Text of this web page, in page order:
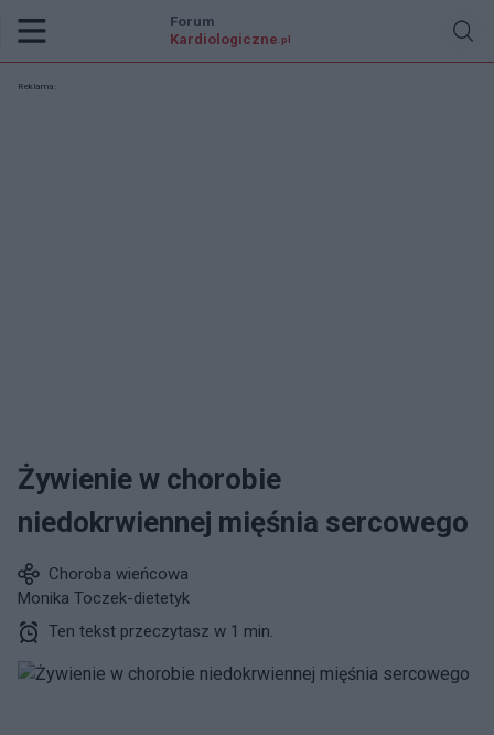
Forum
Kardiologiczne .pl
Reklama:
Żywienie w chorobie
niedokrwiennej mięśnia sercowego
Choroba wieńcowa
Monika Toczek-dietetyk
Ten tekst przeczytasz w 1 min.